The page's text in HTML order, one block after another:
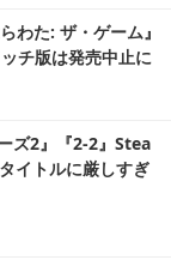
わた: ザ・ゲーム』
チ版は発売中止に
ズ2』『2-2』Stea
イトルに厳しすぎ